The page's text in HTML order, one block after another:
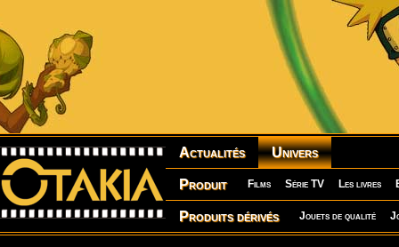
Actualités Univers
Produit Films Série TV Les livres
Produits dérivés Jouets de qualité